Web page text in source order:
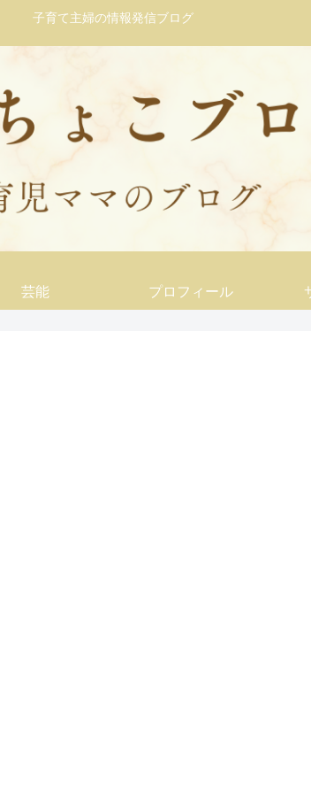
子育て主婦の情報発信ブログ
芸能 プロフィール